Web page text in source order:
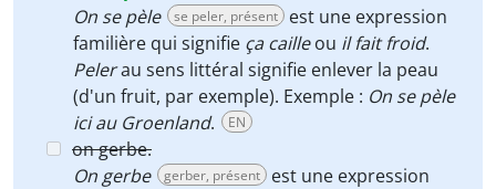
On se pèle
se peler, présent
est une expression
familière qui signifie ça cailleou il fait froid.
Pelerau sens littéral signifie enlever la peau
(d'un fruit, par exemple). Exemple : On se pèle
ici au Groenland. EN
on gerbe.
On gerbe
gerber, présent
est une expression